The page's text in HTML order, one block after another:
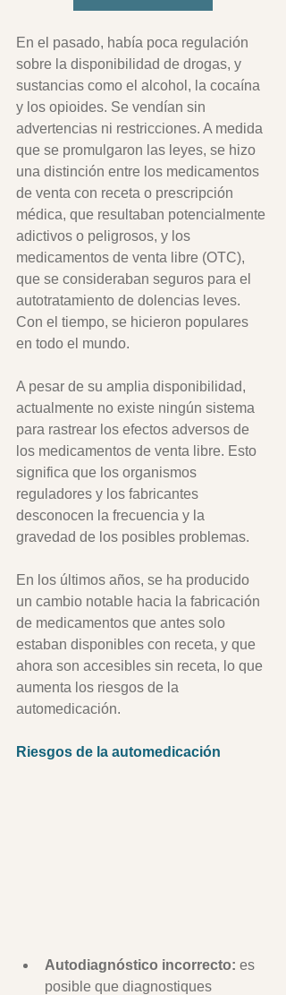
En el pasado, había poca regulación
sobre la disponibilidad de drogas, y
sustancias como el alcohol, la cocaína
y los opioides. Se vendían sin
advertencias ni restricciones. A medida
que se promulgaron las leyes, se hizo
una distinción entre los medicamentos
de venta con receta o prescripción
médica, que resultaban potencialmente
adictivos o peligrosos, y los
medicamentos de venta libre (OTC),
que se consideraban seguros para el
autotratamiento de dolencias leves.
Con el tiempo, se hicieron populares
en todo el mundo.
A pesar de su amplia disponibilidad,
actualmente no existe ningún sistema
para rastrear los efectos adversos de
los medicamentos de venta libre. Esto
significa que los organismos
reguladores y los fabricantes
desconocen la frecuencia y la
gravedad de los posibles problemas.
En los últimos años, se ha producido
un cambio notable hacia la fabricación
de medicamentos que antes solo
estaban disponibles con receta, y que
ahora son accesibles sin receta, lo que
aumenta los riesgos de la
automedicación.
Riesgos de la automedicación
Autodiagnóstico incorrecto: es
posible que diagnostiques